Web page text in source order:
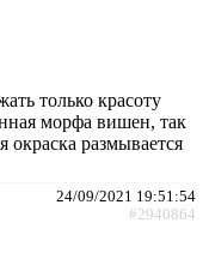
только красоту
морфа вишен, так
окраска размывается
24/09/2021 19:51:54
#2940864